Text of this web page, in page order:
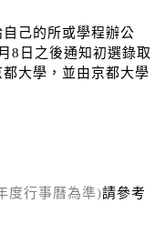
己的所或學程辦公
8日之後通知初選錄取
大學，並由京都大學
度行事曆為準)請參考